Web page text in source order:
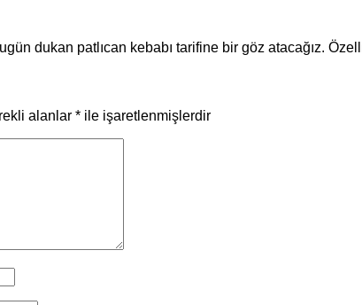
dukan patlıcan kebabı tarifine bir göz atacağız.
alanlar * ile işaretlenmişlerdir